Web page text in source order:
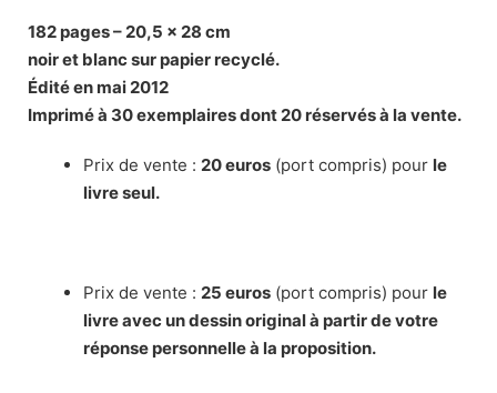
182 pages – 20,5 x 28 cm
noir et blanc sur papier recyclé.
Édité en mai 2012
Imprimé à 30 exemplaires dont 20 réservés à la vente.
Prix de vente : 20 euros (port compris) pour le
livre seul.
Prix de vente : 25 euros (port compris) pour le
livre avec un dessin original à partir de votre
réponse personnelle à la proposition.